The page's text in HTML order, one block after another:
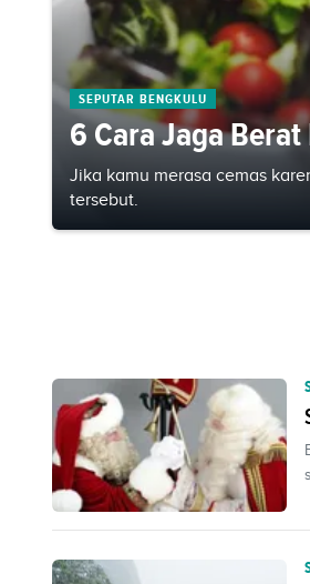
SEPUTAR BENGKULU
6 Cara Jaga
Jika kamu merasa cemas
tersebut.